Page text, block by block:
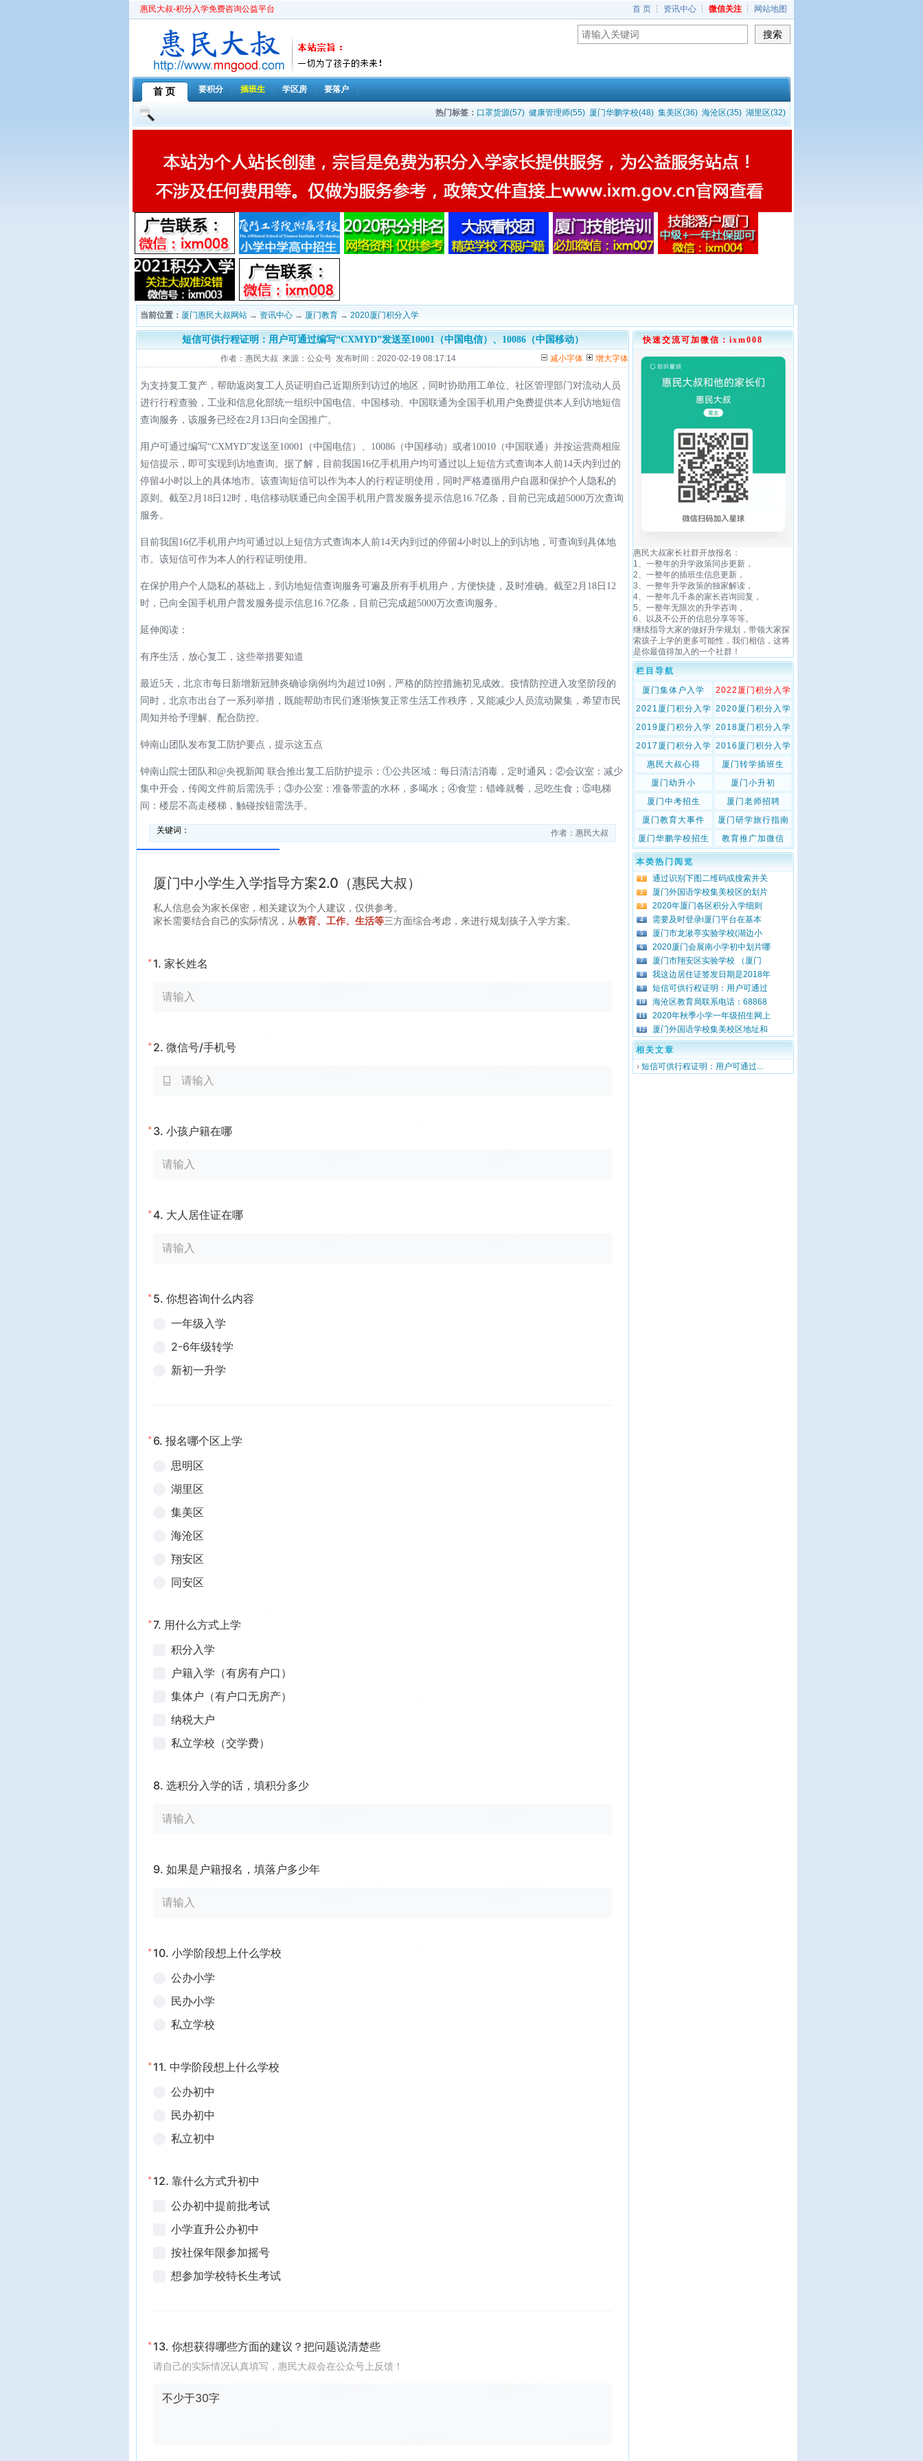
惠民大叔-积分入学免费咨询公益平台 首 页 ┆ 资讯中心 ┆ 微信关注 ┆ 网站地图
首 页 要积分 插班生 学区房 要落户
热门标签： 口罩货源(57) 健康管理师(55) 厦门华鹏学校(48) 集美区(36) 海沧区(35) 湖里区(32)
当前位置： 厦门惠民大叔网站 → 资讯中心 → 厦门教育 → 2020厦门积分入学
短信可供行程证明：用户可通过编写“CXMYD”发送至10001（中国电信）、10086（中国移动）
减小字体 增大字体
作者：惠民大叔 来源：公众号 发布时间：2020-02-19 08:17:14
为支持复工复产，帮助返岗复工人员证明自己近期所到访过的地区，同时协助用工单位、社区管理部门对流动人员
进行行程查验，工业和信息化部统一组织中国电信、中国移动、中国联通为全国手机用户免费提供本人到访地短信
查询服务，该服务已经在2月13日向全国推广。
用户可通过编写“CXMYD”发送至10001（中国电信）、10086（中国移动）或者10010（中国联通）并按运营商相应
短信提示，即可实现到访地查询。据了解，目前我国16亿手机用户均可通过以上短信方式查询本人前14天内到过的
停留4小时以上的具体地市。该查询短信可以作为本人的行程证明使用，同时严格遵循用户自愿和保护个人隐私的
原则。截至2月18日12时，电信移动联通已向全国手机用户普发服务提示信息16.7亿条，目前已完成超5000万次查询
服务。
目前我国16亿手机用户均可通过以上短信方式查询本人前14天内到过的停留4小时以上的到访地，可查询到具体地
市。该短信可作为本人的行程证明使用。
在保护用户个人隐私的基础上，到访地短信查询服务可遍及所有手机用户，方便快捷，及时准确。截至2月18日12
时，已向全国手机用户普发服务提示信息16.7亿条，目前已完成超5000万次查询服务。
延伸阅读：
有序生活，放心复工，这些举措要知道
最近5天，北京市每日新增新冠肺炎确诊病例均为超过10例，严格的防控措施初见成效。疫情防控进入攻坚阶段的
同时，北京市出台了一系列举措，既能帮助市民们逐渐恢复正常生活工作秩序，又能减少人员流动聚集，希望市民
周知并给予理解、配合防控。
钟南山团队发布复工防护要点，提示这五点
钟南山院士团队和@央视新闻 联合推出复工后防护提示：①公共区域：每日清洁消毒，定时通风；②会议室：减少
集中开会，传阅文件前后需洗手；③办公室：准备带盖的水杯，多喝水；④食堂：错峰就餐，忌吃生食；⑤电梯
间：楼层不高走楼梯，触碰按钮需洗手。
关键词： 作者：惠民大叔
快速交流可加微信：ixm008
惠民大叔家长社群开放报名：
1、一整年的升学政策同步更新，
2、一整年的插班生信息更新，
3、一整年升学政策的独家解读，
4、一整年几千条的家长咨询回复，
5、一整年无限次的升学咨询，
6、以及不公开的信息分享等等。
继续指导大家的做好升学规划，带领大家探
索孩子上学的更多可能性，我们相信，这将
是你最值得加入的一个社群！
栏目导航
厦门集体户入学
2022厦门积分入学
2021厦门积分入学 2020厦门积分入学
2019厦门积分入学 2018厦门积分入学
2017厦门积分入学 2016厦门积分入学
惠民大叔心得
厦门转学插班生
厦门幼升小
厦门小升初
厦门中考招生
厦门老师招聘
厦门教育大事件
厦门研学旅行指南
厦门华鹏学校招生
教育推广加微信
本类热门阅览
1 通过识别下图二维码或搜索并关
2 厦门外国语学校集美校区的划片
3 2020年厦门各区积分入学细则
4 需要及时登录i厦门平台在基本
5 厦门市龙湫亭实验学校(湖边小
6 2020厦门会展南小学初中划片哪
7 厦门市翔安区实验学校 （厦门
8 我这边居住证签发日期是2018年
9 短信可供行程证明：用户可通过
10 海沧区教育局联系电话：68868
11 2020年秋季小学一年级招生网上
12 厦门外国语学校集美校区地址和
相关文章
› 短信可供行程证明：用户可通过...